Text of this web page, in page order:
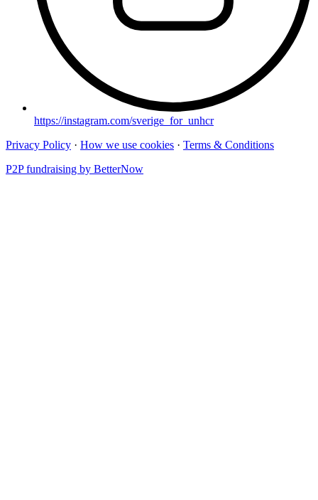
https://instagram.com/sverige_for_unhcr
Privacy Policy · How we use cookies · Terms & Conditions
P2P fundraising by BetterNow